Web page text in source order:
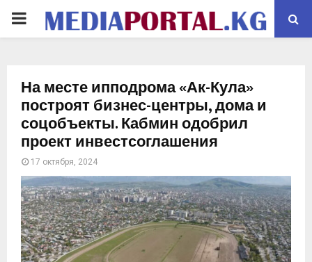
PRIMARY
На месте ипподрома «Ак-Кула»
построят бизнес-центры, дома и
соцобъекты. Кабмин одобрил
проект инвестсоглашения
17 октября, 2024